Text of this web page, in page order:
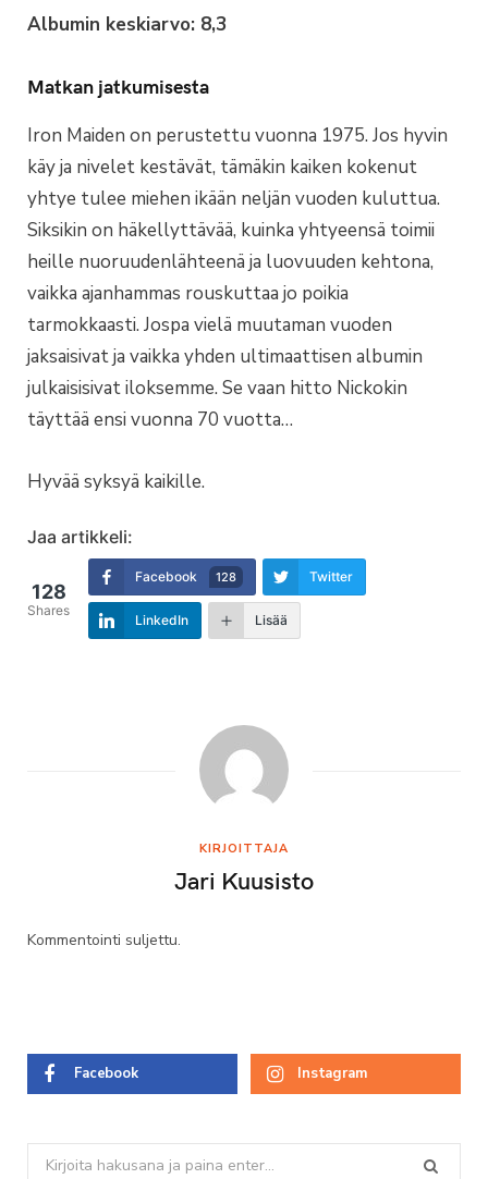
Albumin keskiarvo: 8,3
Matkan jatkumisesta
Iron Maiden on perustettu vuonna 1975. Jos hyvin
käy ja nivelet kestävät, tämäkin kaiken kokenut
yhtye tulee miehen ikään neljän vuoden kuluttua.
Siksikin on häkellyttävää, kuinka yhtyeensä toimii
heille nuoruudenlähteenä ja luovuuden kehtona,
vaikka ajanhammas rouskuttaa jo poikia
tarmokkaasti. Jospa vielä muutaman vuoden
jaksaisivat ja vaikka yhden ultimaattisen albumin
julkaisisivat iloksemme. Se vaan hitto Nickokin
täyttää ensi vuonna 70 vuotta…
Hyvää syksyä kaikille.
Jaa artikkeli:
128
Shares
Facebook 128 Twitter
LinkedIn Lisää
KIRJOITTAJA
Jari Kuusisto
Kommentointi suljettu.
Facebook Instagram
Search